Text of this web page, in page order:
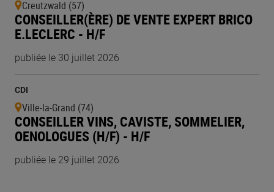
Creutzwald (57)
CONSEILLER(ÈRE) DE VENTE EXPERT BRICO
E.LECLERC - H/F
publiée le 30 juillet 2026
CDI
Ville-la-Grand (74)
CONSEILLER VINS, CAVISTE, SOMMELIER,
OENOLOGUES (H/F) - H/F
publiée le 29 juillet 2026